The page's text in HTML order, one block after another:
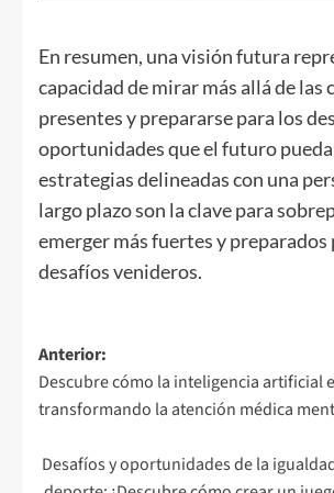
En resumen, una visión futura
capacidad de mirar más allá de las
presentes y prepararse para los
oportunidades que el futuro pueda
estrategias delineadas con una
largo plazo son la clave para
emerger más fuertes y preparados
desafíos venideros.
Navegación
de
entradas
Anterior:
Descubre cómo la inteligencia artificial
transformando la atención médica
Desafíos y oportunidades de la